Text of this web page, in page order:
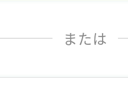
または